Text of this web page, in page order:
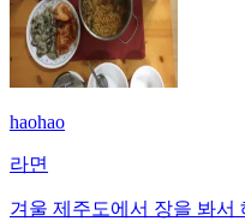
haohao
라면
겨울 제주도에서 장을 봐서